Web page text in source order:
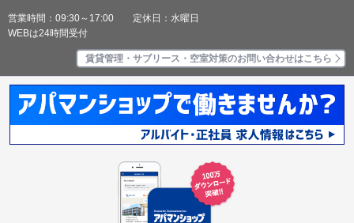
営業時間：09:30～17:00 定休日：水曜日
WEBは24時間受付
賃貸管理・サブリース・空室対策のお問い合わせはこちら